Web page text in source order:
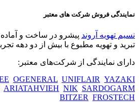
نمایندگی فروش شرکت های معتبر
نسیم تهویه آروند پیشرو در ساخت و
تبرید و تهویه مطبوع با بیش از دو دهه
دارای نمایندگی از شرکت‌های معتبر:
OGENERAL UNIFLAIR YAZAKI
ARIATAHVIEH NIK SARDOGARM
BITZER FROSTECH